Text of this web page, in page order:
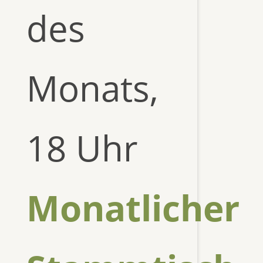
des
Monats,
18 Uhr
Monatlicher